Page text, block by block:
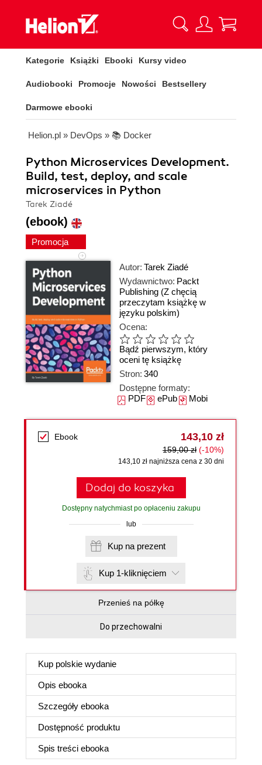
Kategorie Książki Ebooki Kursy video
Audiobooki Promocje Nowości Bestsellery
Darmowe ebooki
Helion.pl » DevOps » 📚 Docker
Python Microservices Development.
Build, test, deploy, and scale
microservices in Python
Tarek Ziadé
(ebook)
Promocja
Autor: Tarek Ziadé
Wydawnictwo: Packt
Publishing (Z chęcią
przeczytam książkę w
języku polskim)
Ocena:
Bądź pierwszym, który
oceni tę książkę
Stron: 340
Dostępne formaty:
PDFePubMobi
Ebook 143,10 zł
159,00 zł (-10%)
143,10 zł najniższa cena z 30 dni
Dodaj do koszyka
Dostępny natychmiast po opłaceniu zakupu
lub
Kup na prezent
Kup 1-kliknięciem
Przenieś na półkę
Do przechowalni
Kup polskie wydanie
Opis ebooka
Szczegóły ebooka
Dostępność produktu
Spis treści ebooka